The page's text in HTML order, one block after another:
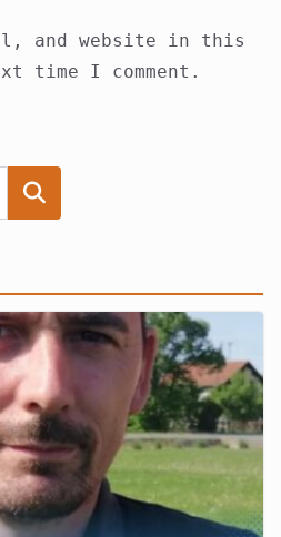
and website in this
time I comment.
Search